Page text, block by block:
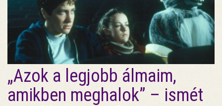
„Azok a legjobb álmaim,
amikben meghalok” – ismét